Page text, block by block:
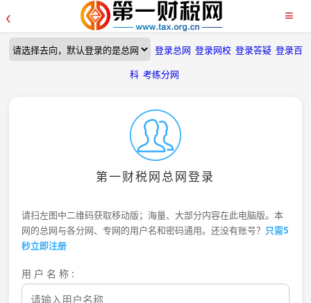
‹ ≡
登录总网 登录网校 登录答疑 登录百
科 考练分网
第一财税网总网登录
请扫左图中二维码获取移动版；海量、大部分内容在此电脑版。本
网的总网与各分网、专网的用户名和密码通用。还没有账号？ 只需5
秒立即注册
用户名称: